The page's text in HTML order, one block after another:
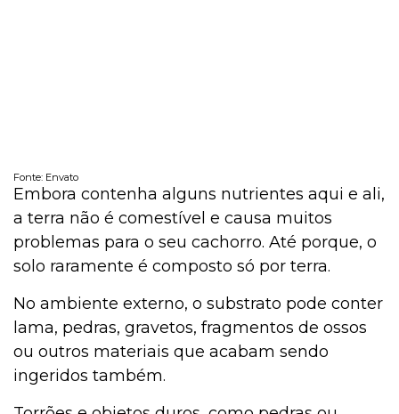
Fonte: Envato
Embora contenha alguns nutrientes aqui e ali,
a terra não é comestível e causa muitos
problemas para o seu cachorro. Até porque, o
solo raramente é composto só por terra.
No ambiente externo, o substrato pode conter
lama, pedras, gravetos, fragmentos de ossos
ou outros materiais que acabam sendo
ingeridos também.